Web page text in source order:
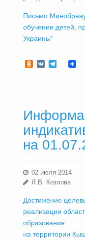
Письмо
обучении детей,
Украины”
Odnoklassniki
VKTelegram
на
02 июля 2014
Л.В. Козлова
Достижение
реализации
образования
на территории